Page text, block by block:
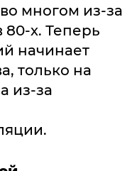
многом из-за
80-х. Теперь
начинает
только на
из-за